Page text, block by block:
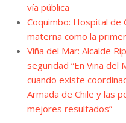
vía pública
Coquimbo: Hospital de
materna como la
Viña del Mar: Alcalde
seguridad “En Viña
cuando existe
Armada de Chile y las
mejores resultados”